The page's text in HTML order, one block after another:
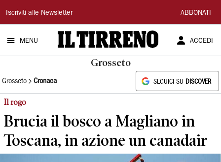
Il
Tirreno
Iscriviti alle Newsletter ABBONATI
MENU ACCEDI
Grosseto
Grosseto Cronaca SEGUICI SU DISCOVER
Il rogo
Brucia il bosco a Magliano in
Toscana, in azione un canadair